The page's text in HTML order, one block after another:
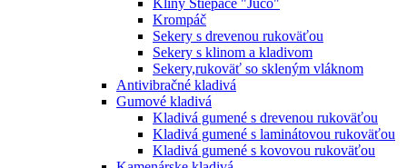
Krompáč
Sekery s drevenou rukoväťou
Sekery s klinom a kladivom
Sekery,rukoväť so skleným vláknom
Antivibračné kladivá
Gumové kladivá
Kladivá gumené s drevenou rukoväťou
Kladivá gumené s laminátovou rukoväťou
Kladivá gumené s kovovou rukoväťou